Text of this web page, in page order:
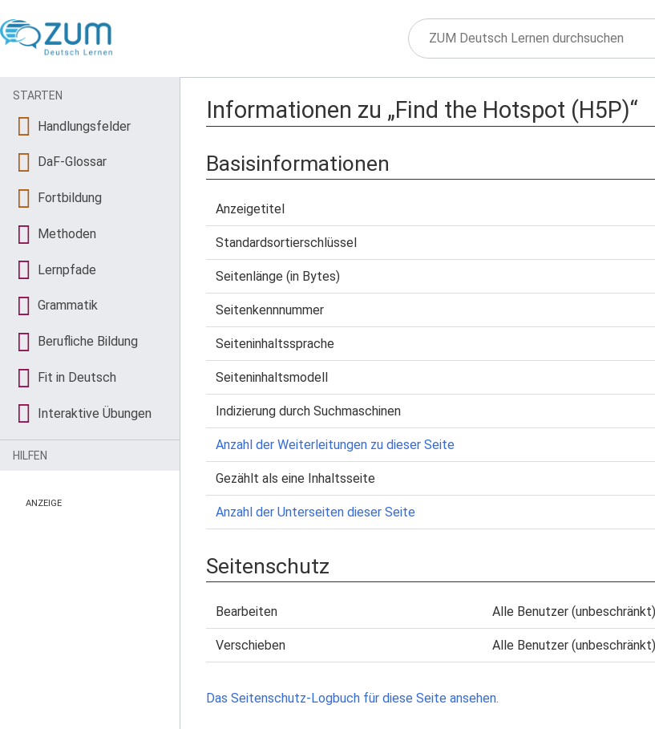
Informationen zu „Find the Hotspot (H5P)“
Basisinformationen
Anzeigetitel
Standardsortierschlüssel
Seitenlänge (in Bytes)
Seitenkennnummer
Seiteninhaltssprache
Seiteninhaltsmodell
Indizierung durch Suchmaschinen
Anzahl der Weiterleitungen zu dieser Seite
Gezählt als eine Inhaltsseite
Anzahl der Unterseiten dieser Seite
Seitenschutz
Bearbeiten Alle Benutzer (unbeschränkt)
Verschieben Alle Benutzer (unbeschränkt)
Das Seitenschutz-Logbuch für diese Seite ansehen.
STARTEN
Handlungsfelder
DaF-Glossar
Fortbildung
Methoden
Lernpfade
Grammatik
Berufliche Bildung
Fit in Deutsch
Interaktive Übungen
HILFEN
ANZEIGE